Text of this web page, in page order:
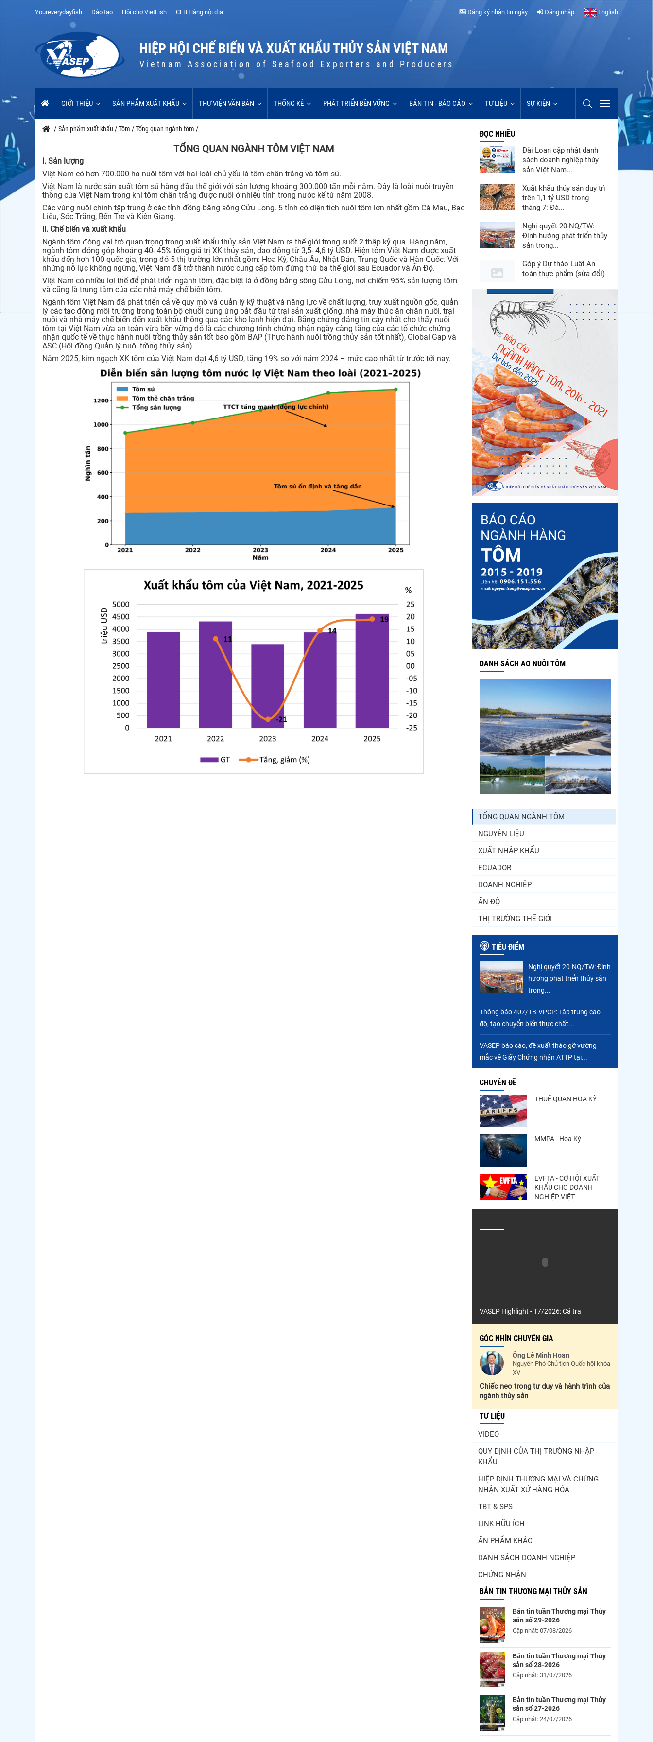
Youreverydayfish Đào tạo Hội chợ VietFish CLB Hàng nội địa Đăng ký nhận tin ngày Đăng nhập English
HIỆP HỘI CHẾ BIẾN VÀ XUẤT KHẨU THỦY SẢN VIỆT NAM
Vietnam Association of Seafood Exporters and Producers
GIỚI THIỆU SẢN PHẨM XUẤT KHẨU THƯ VIỆN VĂN BẢN THỐNG KÊ PHÁT TRIỂN BỀN VỮNG BẢN TIN - BÁO CÁO TƯ LIỆU SỰ KIỆN
/ Sản phẩm xuất khẩu /Tôm /Tổng quan ngành tôm /
TỔNG QUAN NGÀNH TÔM VIỆT NAM
I. Sản lượng
Việt Nam có hơn 700.000 ha nuôi tôm với hai loài chủ yếu là tôm chân trắng và tôm sú.
Việt Nam là nước sản xuất tôm sú hàng đầu thế giới với sản lượng khoảng 300.000 tấn mỗi năm. Đây là loài nuôi truyền
thống của Việt Nam trong khi tôm chân trắng được nuôi ở nhiều tỉnh trong nước kể từ năm 2008.
Các vùng nuôi chính tập trung ở các tỉnh đồng bằng sông Cửu Long. 5 tỉnh có diện tích nuôi tôm lớn nhất gồm Cà Mau, Bạc
Liêu, Sóc Trăng, Bến Tre và Kiên Giang.
II. Chế biến và xuất khẩu
Ngành tôm đóng vai trò quan trọng trong xuất khẩu thủy sản Việt Nam ra thế giới trong suốt 2 thập kỷ qua. Hàng năm,
ngành tôm đóng góp khoảng 40- 45% tổng giá trị XK thủy sản, dao động từ 3,5- 4,6 tỷ USD. Hiện tôm Việt Nam được xuất
khẩu đến hơn 100 quốc gia, trong đó 5 thị trường lớn nhất gồm: Hoa Kỳ, Châu Âu, Nhật Bản, Trung Quốc và Hàn Quốc. Với
những nỗ lực không ngừng, Việt Nam đã trở thành nước cung cấp tôm đứng thứ ba thế giới sau Ecuador và Ấn Độ.
Việt Nam có nhiều lợi thế để phát triển ngành tôm, đặc biệt là ở đồng bằng sông Cửu Long, nơi chiếm 95% sản lượng tôm
và cũng là trung tâm của các nhà máy chế biến tôm.
Ngành tôm Việt Nam đã phát triển cả về quy mô và quản lý kỹ thuật và năng lực về chất lượng, truy xuất nguồn gốc, quản
lý các tác động môi trường trong toàn bộ chuỗi cung ứng bắt đầu từ trại sản xuất giống, nhà máy thức ăn chăn nuôi, trại
nuôi và nhà máy chế biến đến xuất khẩu thông qua các kho lạnh hiện đại. Bằng chứng đáng tin cậy nhất cho thấy nuôi
tôm tại Việt Nam vừa an toàn vừa bền vững đó là các chương trình chứng nhận ngày càng tăng của các tổ chức chứng
nhận quốc tế về thực hành nuôi trồng thủy sản tốt bao gồm BAP (Thực hành nuôi trồng thủy sản tốt nhất), Global Gap và
ASC (Hội đồng Quản lý nuôi trồng thủy sản).
Năm 2025, kim ngạch XK tôm của Việt Nam đạt 4,6 tỷ USD, tăng 19% so với năm 2024 – mức cao nhất từ trước tới nay.
ĐỌC NHIỀU
Đài Loan cập nhật danh
sách doanh nghiệp thủy
sản Việt Nam...
Xuất khẩu thủy sản duy trì
trên 1,1 tỷ USD trong
tháng 7: Đà...
Nghị quyết 20-NQ/TW:
Định hướng phát triển thủy
sản trong...
Góp ý Dự thảo Luật An
toàn thực phẩm (sửa đổi)
Thuế Mục 301 và bài toán
thích ứng của tôm Việt tại
thị...
Nguồn cung giảm, giá cá
rô phi Trung Quốc tiếp tục
tăng
Xuất khẩu cá ngừ Việt
Nam sang Canada tăng
nhẹ, áp lực mới...
Xuất khẩu cá tra sang
CPTPP: Mở rộng cơ hội
cho hàng giá trị...
Trung Quốc tăng mạnh
nhập khẩu mực, trong khi
nguồn cung...
Điểm tin thủy sản thế giới
DANH SÁCH AO NUÔI TÔM
TỔNG QUAN NGÀNH TÔM
NGUYÊN LIỆU
XUẤT NHẬP KHẨU
ECUADOR
DOANH NGHIỆP
ẤN ĐỘ
THỊ TRƯỜNG THẾ GIỚI
TIÊU ĐIỂM
Nghị quyết 20-NQ/TW: Định
hướng phát triển thủy sản
trong...
Thông báo 407/TB-VPCP: Tập trung cao
độ, tạo chuyển biến thực chất...
VASEP báo cáo, đề xuất tháo gỡ vướng
mắc về Giấy Chứng nhận ATTP tại...
CHUYÊN ĐỀ
THUẾ QUAN HOA KỲ
MMPA - Hoa Kỳ
EVFTA - CƠ HỘI XUẤT
KHẨU CHO DOANH
NGHIỆP VIỆT
VASEP Highlight - T7/2026: Cá tra
GÓC NHÌN CHUYÊN GIA
Ông Lê Minh Hoan
Nguyên Phó Chủ tịch Quốc hội khóa
XV
Chiếc neo trong tư duy và hành trình của
ngành thủy sản
TƯ LIỆU
VIDEO
QUY ĐỊNH CỦA THỊ TRƯỜNG NHẬP
KHẨU
HIỆP ĐỊNH THƯƠNG MẠI VÀ CHỨNG
NHẬN XUẤT XỨ HÀNG HÓA
TBT & SPS
LINK HỮU ÍCH
ẤN PHẨM KHÁC
DANH SÁCH DOANH NGHIỆP
CHỨNG NHẬN
BẢN TIN THƯƠNG MẠI THỦY SẢN
Bản tin tuần Thương mại Thủy
sản số 29-2026
Cập nhật: 07/08/2026
Bản tin tuần Thương mại Thủy
sản số 28-2026
Cập nhật: 31/07/2026
Bản tin tuần Thương mại Thủy
sản số 27-2026
Cập nhật: 24/07/2026